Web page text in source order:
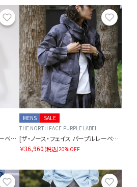
お気に入り
[ザ・ノース・フェイス パープルレーベル]8オンスフィールドポケットTシャツ
SALE
MENS
THE NORTH FACE PURPLE LABEL
[ザ・ノース・フェイス パープルレーベル]アンイーブンダイドフィールドマウンテンパーカ
￥36,960 (税込)20%OFF
お気に入り お気